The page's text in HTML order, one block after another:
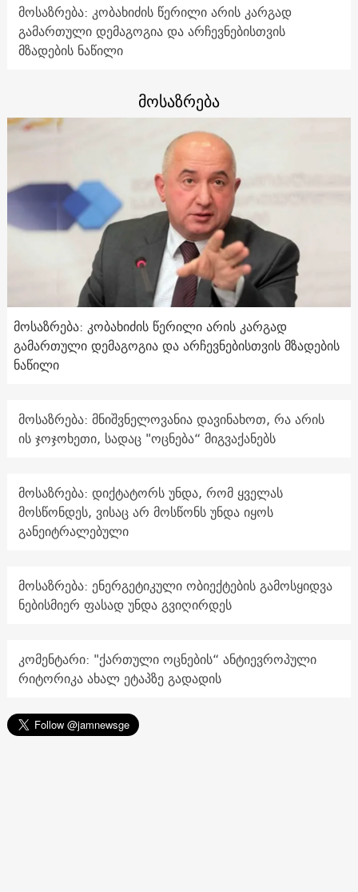
მოსაზრება: კობახიძის წერილი არის კარგად
გამართული დემაგოგია და არჩევნებისთვის
მზადების ნაწილი
მოსაზრება
მოსაზრება: კობახიძის წერილი არის კარგად
გამართული დემაგოგია და არჩევნებისთვის მზადების
ნაწილი
მოსაზრება: მნიშვნელოვანია დავინახოთ, რა არის
ის ჯოჯოხეთი, სადაც "ოცნება“ მიგვაქანებს
მოსაზრება: დიქტატორს უნდა, რომ ყველას
მოსწონდეს, ვისაც არ მოსწონს უნდა იყოს
განეიტრალებული
მოსაზრება: ენერგეტიკული ობიექტების გამოსყიდვა
ნებისმიერ ფასად უნდა გვიღირდეს
კომენტარი: "ქართული ოცნების“ ანტიევროპული
რიტორიკა ახალ ეტაპზე გადადის